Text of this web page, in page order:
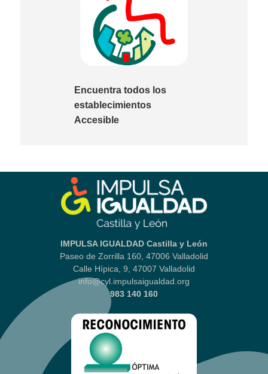
Encuentra todos los
establecimientos
Accesible
IMPULSA IGUALDAD Castilla y León
Paseo de Zorrilla 160, 47006 Valladolid
Calle Hípica, 9, 47007 Valladolid
info@cyl.impulsaigualdad.org
983 140 160